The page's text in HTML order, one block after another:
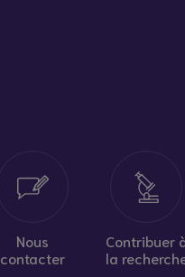
Nous
contacter
Contribuer
la